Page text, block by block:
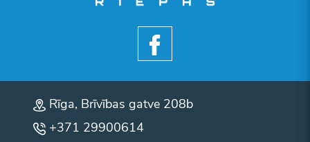
Rīga, Brīvības gatve 208b
+371 29900614